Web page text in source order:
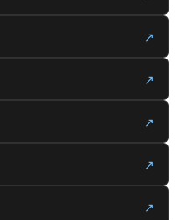
↗
↗
↗
↗
↗